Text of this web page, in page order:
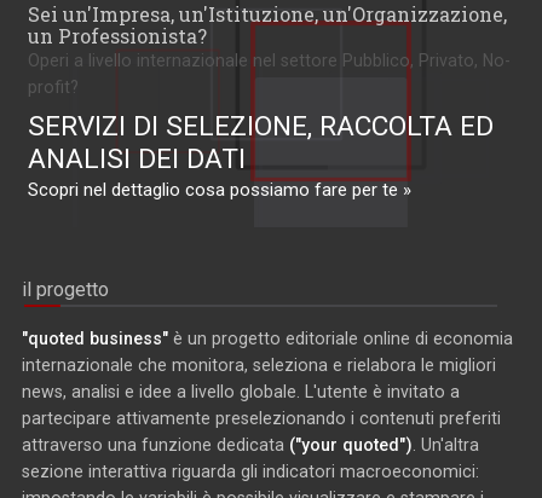
Sei un'Impresa, un'Istituzione, un'Organizzazione,
un Professionista?
Operi a livello internazionale nel settore Pubblico, Privato, No-
profit?
SERVIZI DI SELEZIONE, RACCOLTA ED
ANALISI DEI DATI
Scopri nel dettaglio cosa possiamo fare per te »
il progetto
"quoted business" è un progetto editoriale online di economia
internazionale che monitora, seleziona e rielabora le migliori
news, analisi e idee a livello globale. L'utente è invitato a
partecipare attivamente preselezionando i contenuti preferiti
attraverso una funzione dedicata ("your quoted"). Un'altra
sezione interattiva riguarda gli indicatori macroeconomici: